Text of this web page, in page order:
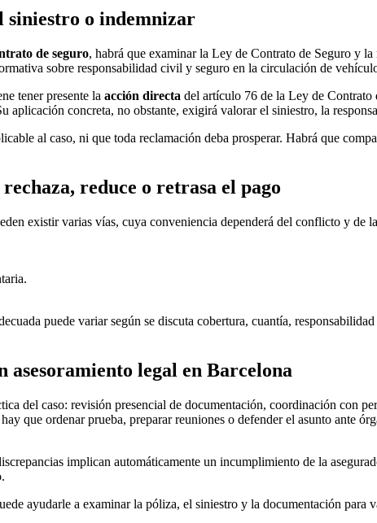
siniestro o indemnizar
de seguro, habrá que examinar la Ley de Contrato de Seguro y
sobre responsabilidad civil y seguro en la circulación de
tener presente la acción directa del artículo 76 de la Ley de Contrato
concreta, no obstante, exigirá valorar el siniestro, la
al caso, ni que toda reclamación deba prosperar. Habrá que
reduce o retrasa el pago
existir varias vías, cuya conveniencia dependerá del conflicto y de
puede variar según se discuta cobertura, cuantía,
legal en Barcelona
del caso: revisión presencial de documentación, coordinación con
que ordenar prueba, preparar reuniones o defender el asunto ante
implican automáticamente un incumplimiento de la
ayudarle a examinar la póliza, el siniestro y la documentación para